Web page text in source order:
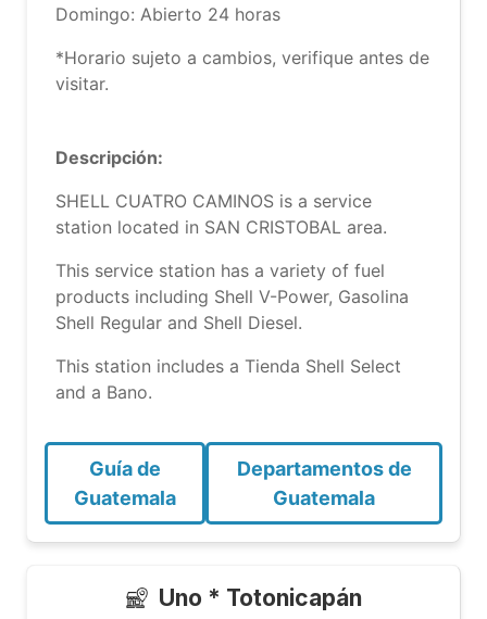
Domingo: Abierto 24 horas
*Horario sujeto a cambios, verifique antes de
visitar.
Descripción:
SHELL CUATRO CAMINOS is a service
station located in SAN CRISTOBAL area.
This service station has a variety of fuel
products including Shell V-Power, Gasolina
Shell Regular and Shell Diesel.
This station includes a Tienda Shell Select
and a Bano.
Guía de
Guatemala
Departamentos de
Guatemala
Uno * Totonicapán